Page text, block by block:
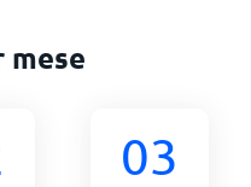
mese
03